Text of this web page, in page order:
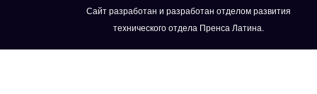
Сайт разработан и разработан отделом развития
технического отдела Пренса Латина.